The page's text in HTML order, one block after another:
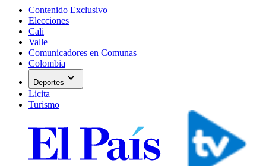
Contenido Exclusivo
Elecciones
Cali
Valle
Comunicadores en Comunas
Colombia
Deportes expand_more
Licita
Turismo